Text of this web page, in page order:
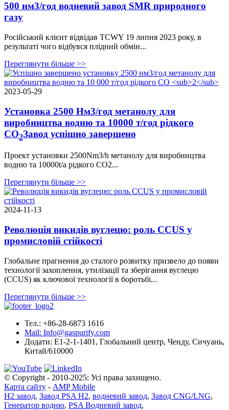
500 нм3/год водневий завод SMR природного
газу
Російський клієнт відвідав TCWY 19 липня 2023 року, в
результаті чого відбувся плідний обмін...
Переглянути більше >>
2023-05-29
Установка 2500 Нм3/год метанолу для
виробництва водню та 10000 т/год рідкого
CO2Завод успішно завершено
Проект установки 2500Nm3/h метанолу для виробництва
водню та 10000t/a рідкого CO2...
Переглянути більше >>
2024-11-13
Революція викидів вуглецю: роль CCUS у
промисловій стійкості
Глобальне прагнення до сталого розвитку призвело до появи
технології захоплення, утилізації та зберігання вуглецю
(CCUS) як ключової технології в боротьбі...
Переглянути більше >>
Тел.: +86-28-6873 1616
Mail: Info@gaspurify.com
Додати: E1-2-1-1401, Глобальний центр, Ченду, Сичуань,
Китай/610000
© Copyright - 2010-2025: Усі права захищено.
Карта сайту - AMP Mobile
H2 завод, Завод PSA H2, водневий завод, Завод CNG/LNG,
Генератор водню, PSA Водневий завод,